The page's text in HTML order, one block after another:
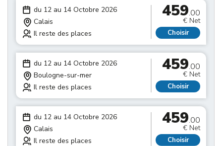
du 12 au 14 Octobre 2026
Calais
Il reste des places
459.00
€ Net
Choisir
du 12 au 14 Octobre 2026
Boulogne-sur-mer
Il reste des places
459.00
€ Net
Choisir
du 12 au 14 Octobre 2026
Calais
Il reste des places
459.00
€ Net
Choisir